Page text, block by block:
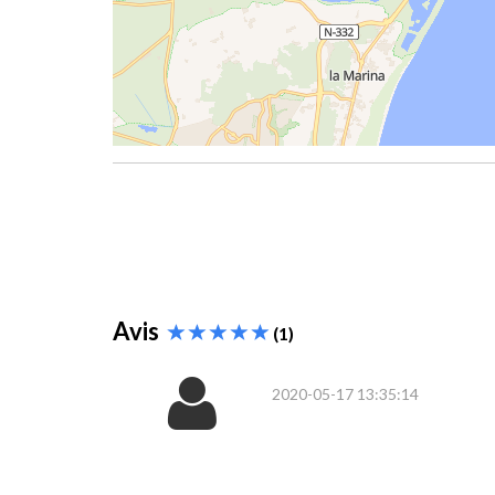
Avis (1)
2020-05-17 13:35:14